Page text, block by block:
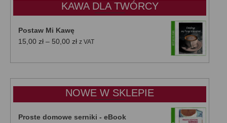
KAWA DLA TWÓRCY
Postaw Mi Kawę
15,00 zł – 50,00 złZakres
od
do
50,00 zł
z VAT
NOWE W SKLEPIE
Proste domowe serniki - eBook